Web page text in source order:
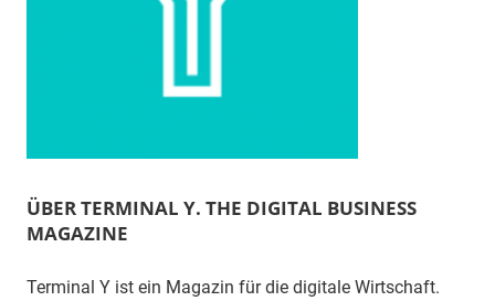
ÜBER TERMINAL Y. THE DIGITAL BUSINESS
MAGAZINE
Terminal Y ist ein Magazin für die digitale Wirtschaft.